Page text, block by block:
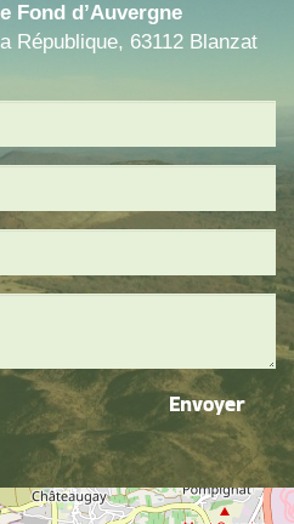
Fond d’Auvergne
République, 63112 Blanzat
Envoyer